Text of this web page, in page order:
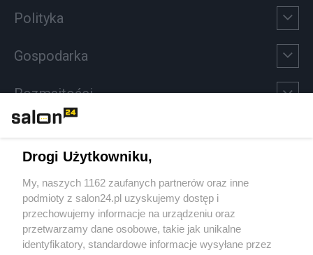
Polityka
Gospodarka
Rozmaitości
Sport
Społeczeństwo
Kultura
Drogi Użytkowniku,
My, naszych 1162 zaufanych partnerów oraz inne
podmioty z salon24.pl uzyskujemy dostęp i
przechowujemy informacje na urządzeniu oraz
przetwarzamy dane osobowe, takie jak unikalne
identyfikatory, standardowe informacje wysyłane przez